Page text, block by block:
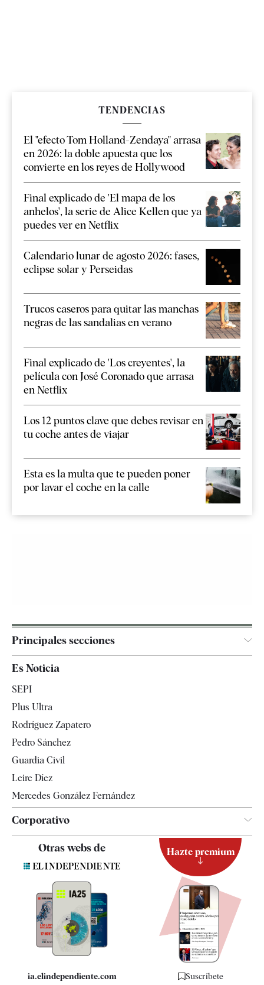
TENDENCIAS
El "efecto Tom Holland-Zendaya" arrasa
en 2026: la doble apuesta que los
convierte en los reyes de Hollywood
Final explicado de 'El mapa de los
anhelos', la serie de Alice Kellen que ya
puedes ver en Netflix
Calendario lunar de agosto 2026: fases,
eclipse solar y Perseidas
Trucos caseros para quitar las manchas
negras de las sandalias en verano
Final explicado de 'Los creyentes', la
película con José Coronado que arrasa
en Netflix
Los 12 puntos clave que debes revisar en
tu coche antes de viajar
Esta es la multa que te pueden poner
por lavar el coche en la calle
Principales secciones
Televisión
Es Noticia
SEPI
Plus Ultra
Rodríguez Zapatero
Pedro Sánchez
Guardia Civil
Leire Díez
Mercedes González Fernández
Corporativo
Quiénes somos
Especificaciones
Otras webs de
ia.elindependiente.com
Hazte premium
Suscríbete